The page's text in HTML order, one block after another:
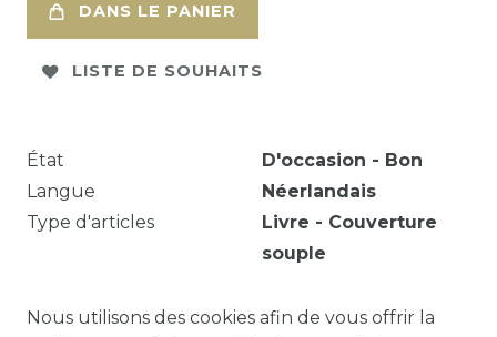
DANS LE PANIER
LISTE DE SOUHAITS
État
D'occasion - Bon
Langue
Néerlandais
Type d'articles
Livre - Couverture
souple
EAN
9789001078652
Nous utilisons des cookies afin de vous offrir la